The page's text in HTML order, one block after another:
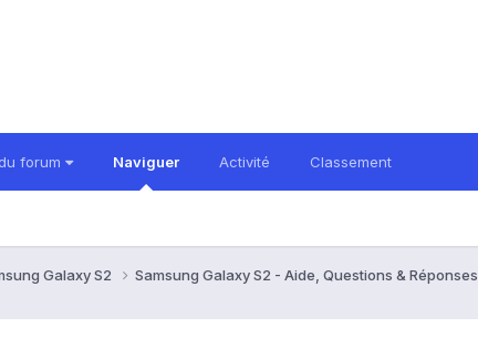
forum Naviguer Activité Classement
Galaxy S2 Samsung Galaxy S2 - Aide, Questions & Réponses